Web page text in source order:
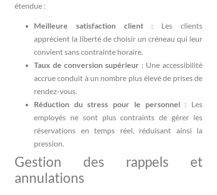
étendue :
Meilleure satisfaction client: Les clients
apprécient la liberté de choisir un créneau qui leur
convient sans contrainte horaire.
Taux de conversion supérieur : Une accessibilité
accrue conduit à un nombre plus élevé de prises de
rendez-vous.
Réduction du stress pour le personnel : Les
employés ne sont plus contraints de gérer les
réservations en temps réel, réduisant ainsi la
pression.
Gestion des rappels et
annulations